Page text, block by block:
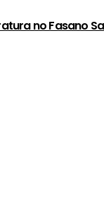
no Fasano